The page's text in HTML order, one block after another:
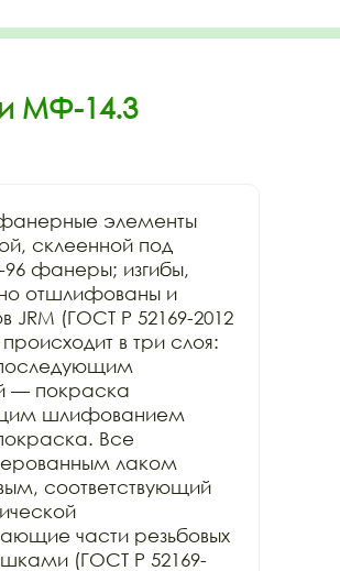
МФ-14.3
элементы
склеенной под
фанеры; изгибы,
отшлифованы и
JRM (ГОСТ Р 52169-2012
в три слоя:
последующим
— покраска
шлифованием
Все
лаком
соответствующий
части резьбовых
(ГОСТ Р 52169-